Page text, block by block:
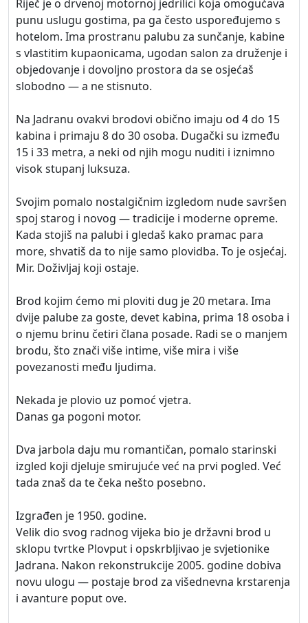
Riječ je o drvenoj motornoj jedrilici koja omogućava
punu uslugu gostima, pa ga često uspoređujemo s
hotelom. Ima prostranu palubu za sunčanje, kabine
s vlastitim kupaonicama, ugodan salon za druženje i
objedovanje i dovoljno prostora da se osjećaš
slobodno — a ne stisnuto.
Na Jadranu ovakvi brodovi obično imaju od 4 do 15
kabina i primaju 8 do 30 osoba. Dugački su između
15 i 33 metra, a neki od njih mogu nuditi i iznimno
visok stupanj luksuza.
Svojim pomalo nostalgičnim izgledom nude savršen
spoj starog i novog — tradicije i moderne opreme.
Kada stojiš na palubi i gledaš kako pramac para
more, shvatiš da to nije samo plovidba. To je osjećaj.
Mir. Doživljaj koji ostaje.
Brod kojim ćemo mi ploviti dug je 20 metara. Ima
dvije palube za goste, devet kabina, prima 18 osoba i
o njemu brinu četiri člana posade. Radi se o manjem
brodu, što znači više intime, više mira i više
povezanosti među ljudima.
Nekada je plovio uz pomoć vjetra.
Danas ga pogoni motor.
Dva jarbola daju mu romantičan, pomalo starinski
izgled koji djeluje smirujuće već na prvi pogled. Već
tada znaš da te čeka nešto posebno.
Izgrađen je 1950. godine.
Velik dio svog radnog vijeka bio je državni brod u
sklopu tvrtke Plovput i opskrbljivao je svjetionike
Jadrana. Nakon rekonstrukcije 2005. godine dobiva
novu ulogu — postaje brod za višednevna krstarenja
i avanture poput ove.